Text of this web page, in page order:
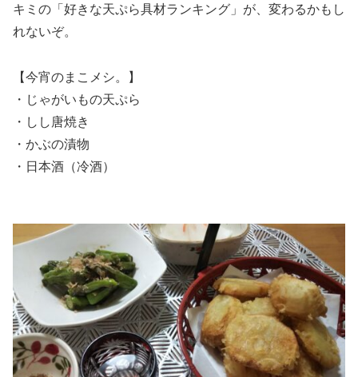
キミの「好きな天ぷら具材ランキング」が、変わるかもし
れないぞ。
【今宵のまこメシ。】
・じゃがいもの天ぷら
・しし唐焼き
・かぶの漬物
・日本酒（冷酒）